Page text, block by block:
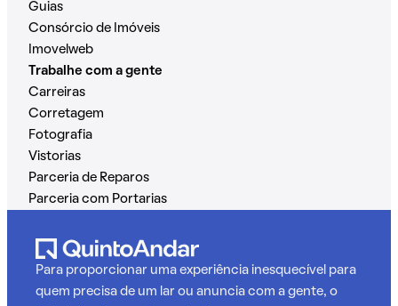
Guias
Consórcio de Imóveis
Imovelweb
Trabalhe com a gente
Carreiras
Corretagem
Fotografia
Vistorias
Parceria de Reparos
Parceria com Portarias
Para proporcionar uma experiência inesquecível para
quem precisa de um lar ou anuncia com a gente, o